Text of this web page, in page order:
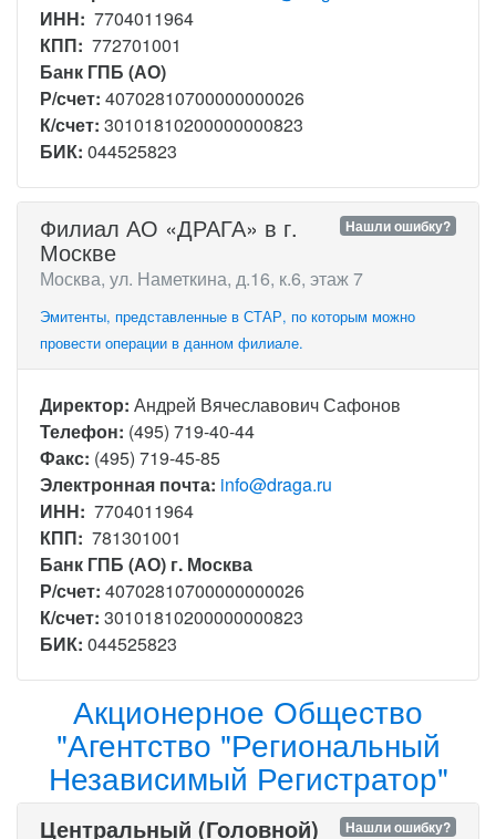
ИНН: 7704011964
КПП: 772701001
Банк ГПБ (АО)
Р/счет: 40702810700000000026
К/счет: 30101810200000000823
БИК: 044525823
Нашли ошибку?
Филиал АО «ДРАГА» в г.
Москве
Москва, ул. Наметкина, д.16, к.6, этаж 7
Эмитенты, представленные в СТАР, по которым можно
провести операции в данном филиале.
Директор: Андрей Вячеславович Сафонов
Телефон: (495) 719-40-44
Факс: (495) 719-45-85
Электронная почта: info@draga.ru
ИНН: 7704011964
КПП: 781301001
Банк ГПБ (АО) г. Москва
Р/счет: 40702810700000000026
К/счет: 30101810200000000823
БИК: 044525823
Акционерное Общество
"Агентство "Региональный
Независимый Регистратор"
Нашли ошибку?
Центральный (Головной)